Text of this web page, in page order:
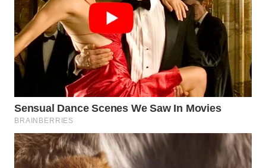
WAHANA
LISTRIK
WAHANA
TRAVEL
TV
WAHANANEWS
ID